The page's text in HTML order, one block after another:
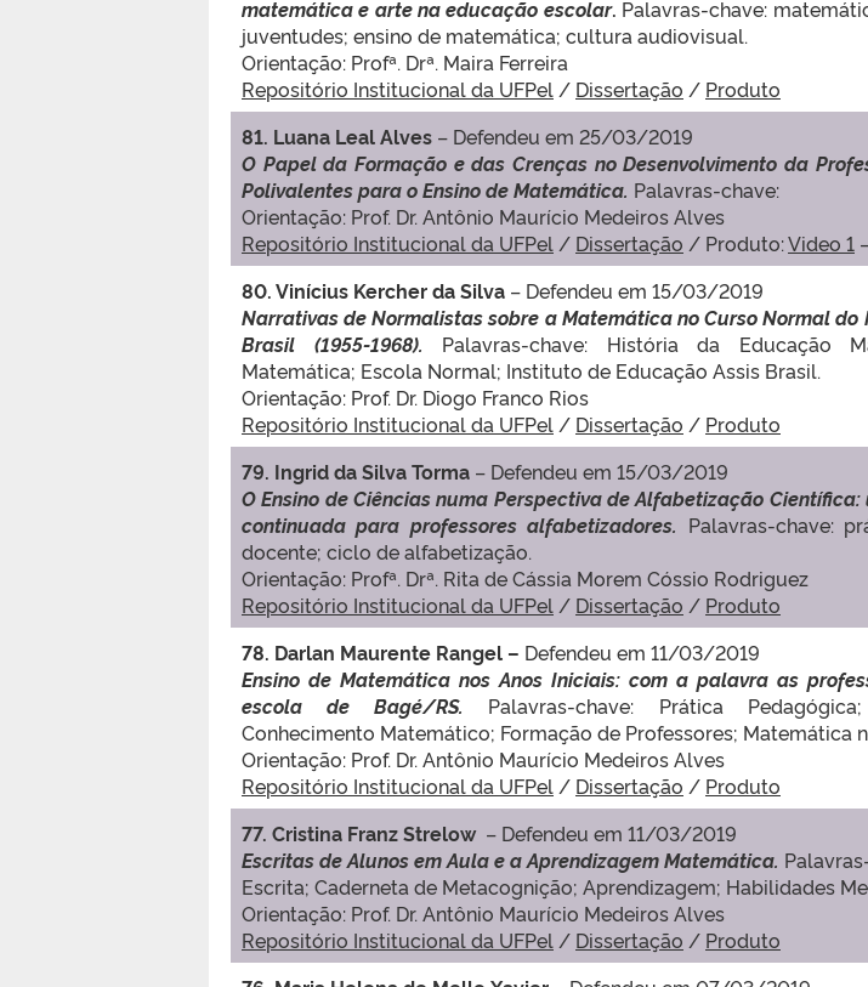
matemática e arte na educação escolar. Palavras-chave:
juventudes; ensino de matemática; cultura audiovisual.
Orientação: Profª. Drª. Maira Ferreira
Repositório Institucional da UFPel / Dissertação / Produto
81. Luana Leal Alves – Defendeu em 25/03/2019
O Papel da Formação e das Crenças no Desenvolvimento da
Polivalentes para o Ensino de Matemática. Palavras-chave:
Orientação: Prof. Dr. Antônio Maurício Medeiros Alves
Repositório Institucional da UFPel / Dissertação / Produto:Video 1
80. Vinícius Kercher da Silva – Defendeu em 15/03/2019
Narrativas de Normalistas sobre a Matemática no Curso Normal do
Brasil (1955-1968). Palavras-chave: História da Educação
Matemática; Escola Normal; Instituto de Educação Assis Brasil.
Orientação: Prof. Dr. Diogo Franco Rios
Repositório Institucional da UFPel / Dissertação / Produto
79. Ingrid da Silva Torma – Defendeu em 15/03/2019
O Ensino de Ciências numa Perspectiva de Alfabetização
continuada para professores alfabetizadores. Palavras-chave:
docente; ciclo de alfabetização.
Orientação: Profª. Drª. Rita de Cássia Morem Cóssio Rodriguez
Repositório Institucional da UFPel / Dissertação / Produto
78. Darlan Maurente Rangel – Defendeu em 11/03/2019
Ensino de Matemática nos Anos Iniciais: com a palavra as
escola de Bagé/RS. Palavras-chave: Prática
Conhecimento Matemático; Formação de Professores; Matemática
Orientação: Prof. Dr. Antônio Maurício Medeiros Alves
Repositório Institucional da UFPel / Dissertação / Produto
77. Cristina Franz Strelow – Defendeu em 11/03/2019
Escritas de Alunos em Aula e a Aprendizagem Matemática.
Escrita; Caderneta de Metacognição; Aprendizagem; Habilidades
Orientação: Prof. Dr. Antônio Maurício Medeiros Alves
Repositório Institucional da UFPel / Dissertação / Produto